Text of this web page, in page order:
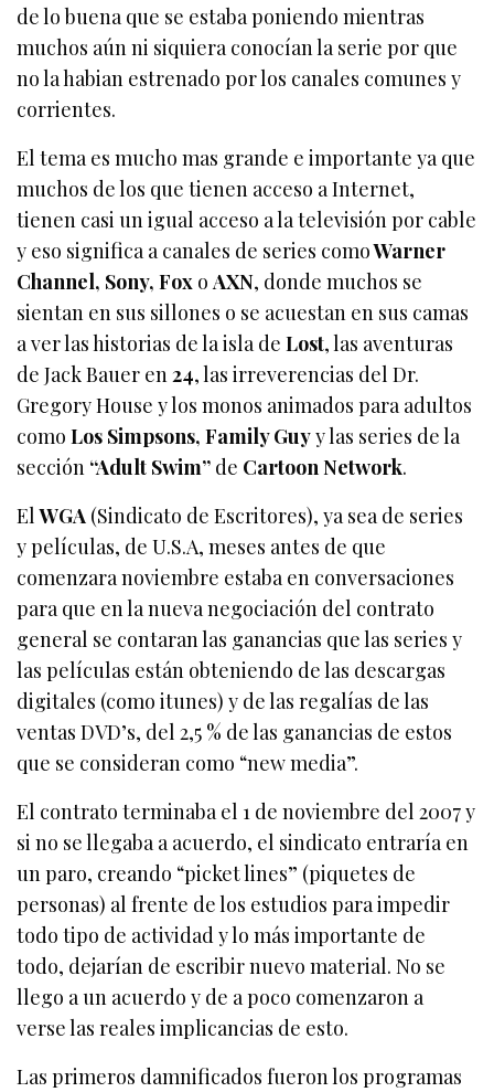
de lo buena que se estaba poniendo mientras
muchos aún ni siquiera conocían la serie por que
no la habian estrenado por los canales comunes y
corrientes.
El tema es mucho mas grande e importante ya que
muchos de los que tienen acceso a Internet,
tienen casi un igual acceso a la televisión por cable
y eso significa a canales de series comoWarner
Channel, Sony, Fox oAXN, donde muchos se
sientan en sus sillones o se acuestan en sus camas
a ver las historias de la isla deLost, las aventuras
de Jack Bauer en24, las irreverencias del Dr.
Gregory House y los monos animados para adultos
comoLos Simpsons, Family Guyy las series de la
sección “Adult Swim” de Cartoon Network.
ElWGA (Sindicato de Escritores), ya sea de series
y películas, de U.S.A, meses antes de que
comenzara noviembre estaba en conversaciones
para que en la nueva negociación del contrato
general se contaran las ganancias que las series y
las películas están obteniendo de las descargas
digitales (como itunes) y de las regalías de las
ventas DVD’s, del 2,5 % de las ganancias de estos
que se consideran como “new media”.
El contrato terminaba el 1 de noviembre del 2007 y
si no se llegaba a acuerdo, el sindicato entraría en
un paro, creando “picket lines” (piquetes de
personas) al frente de los estudios para impedir
todo tipo de actividad y lo más importante de
todo, dejarían de escribir nuevo material. No se
llego a un acuerdo y de a poco comenzaron a
verse las reales implicancias de esto.
Las primeros damnificados fueron los programas